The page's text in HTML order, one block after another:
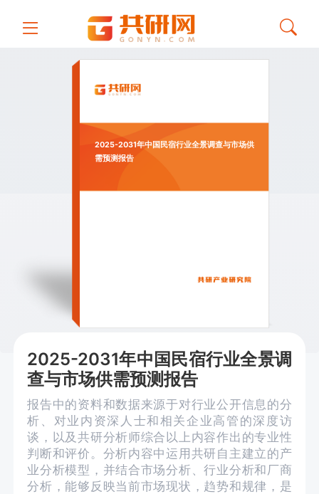
2025-2031年中国民宿行业全景调查与市场供
需预测报告
2025-2031年中国民宿行业全景调
查与市场供需预测报告
报告中的资料和数据来源于对行业公开信息的分
析、对业内资深人士和相关企业高管的深度访
谈，以及共研分析师综合以上内容作出的专业性
判断和评价。分析内容中运用共研自主建立的产
业分析模型，并结合市场分析、行业分析和厂商
分析，能够反映当前市场现状，趋势和规律，是